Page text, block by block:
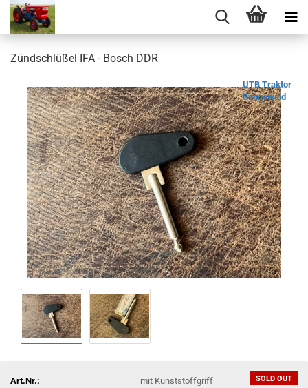
Zündschlüßel IFA - Bosch DDR
UTB Traktor
Sengewald
SOLD OUT
Art.Nr.:
mit Kunststoffgriff